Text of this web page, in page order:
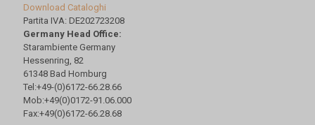
Download Cataloghi
Partita IVA: DE202723208
Germany Head Office:
Starambiente Germany
Hessenring, 82
61348 Bad Homburg
Tel:+49-(0)6172-66.28.66
Mob:+49(0)0172-91.06.000
Fax:+49(0)6172-66.28.68